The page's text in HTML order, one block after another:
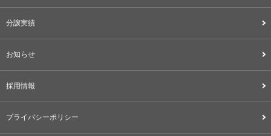
分譲実績
お知らせ
採用情報
プライバシーポリシー